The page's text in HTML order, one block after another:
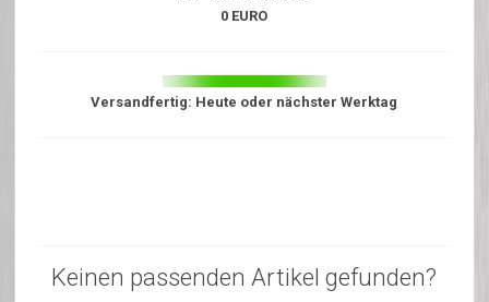
0 EURO
Versandfertig: Heute oder nächster Werktag
Keinen passenden Artikel gefunden?